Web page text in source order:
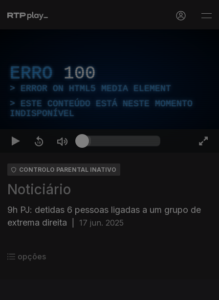
ERRO 100
ERROR ON HTML5 MEDIA ELEMENT
ESTE CONTEÚDO ESTÁ NESTE MOMENTO
INDISPONÍVEL
CONTROLO PARENTAL INATIVO
Noticiário
9h PJ: detidas 6 pessoas ligadas a um grupo de
extrema direita
17 jun. 2025
opções